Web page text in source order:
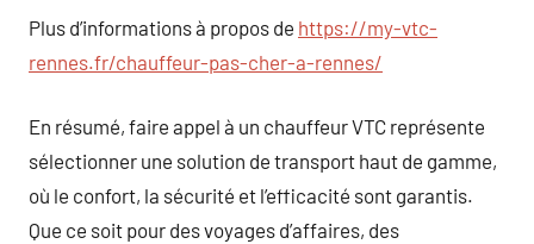
Plus d’informations à propos de https://my-vtc-
rennes.fr/chauffeur-pas-cher-a-rennes/
En résumé, faire appel à un chauffeur VTC représente
sélectionner une solution de transport haut de gamme,
où le confort, la sécurité et l’efficacité sont garantis.
Que ce soit pour des voyages d’affaires, des